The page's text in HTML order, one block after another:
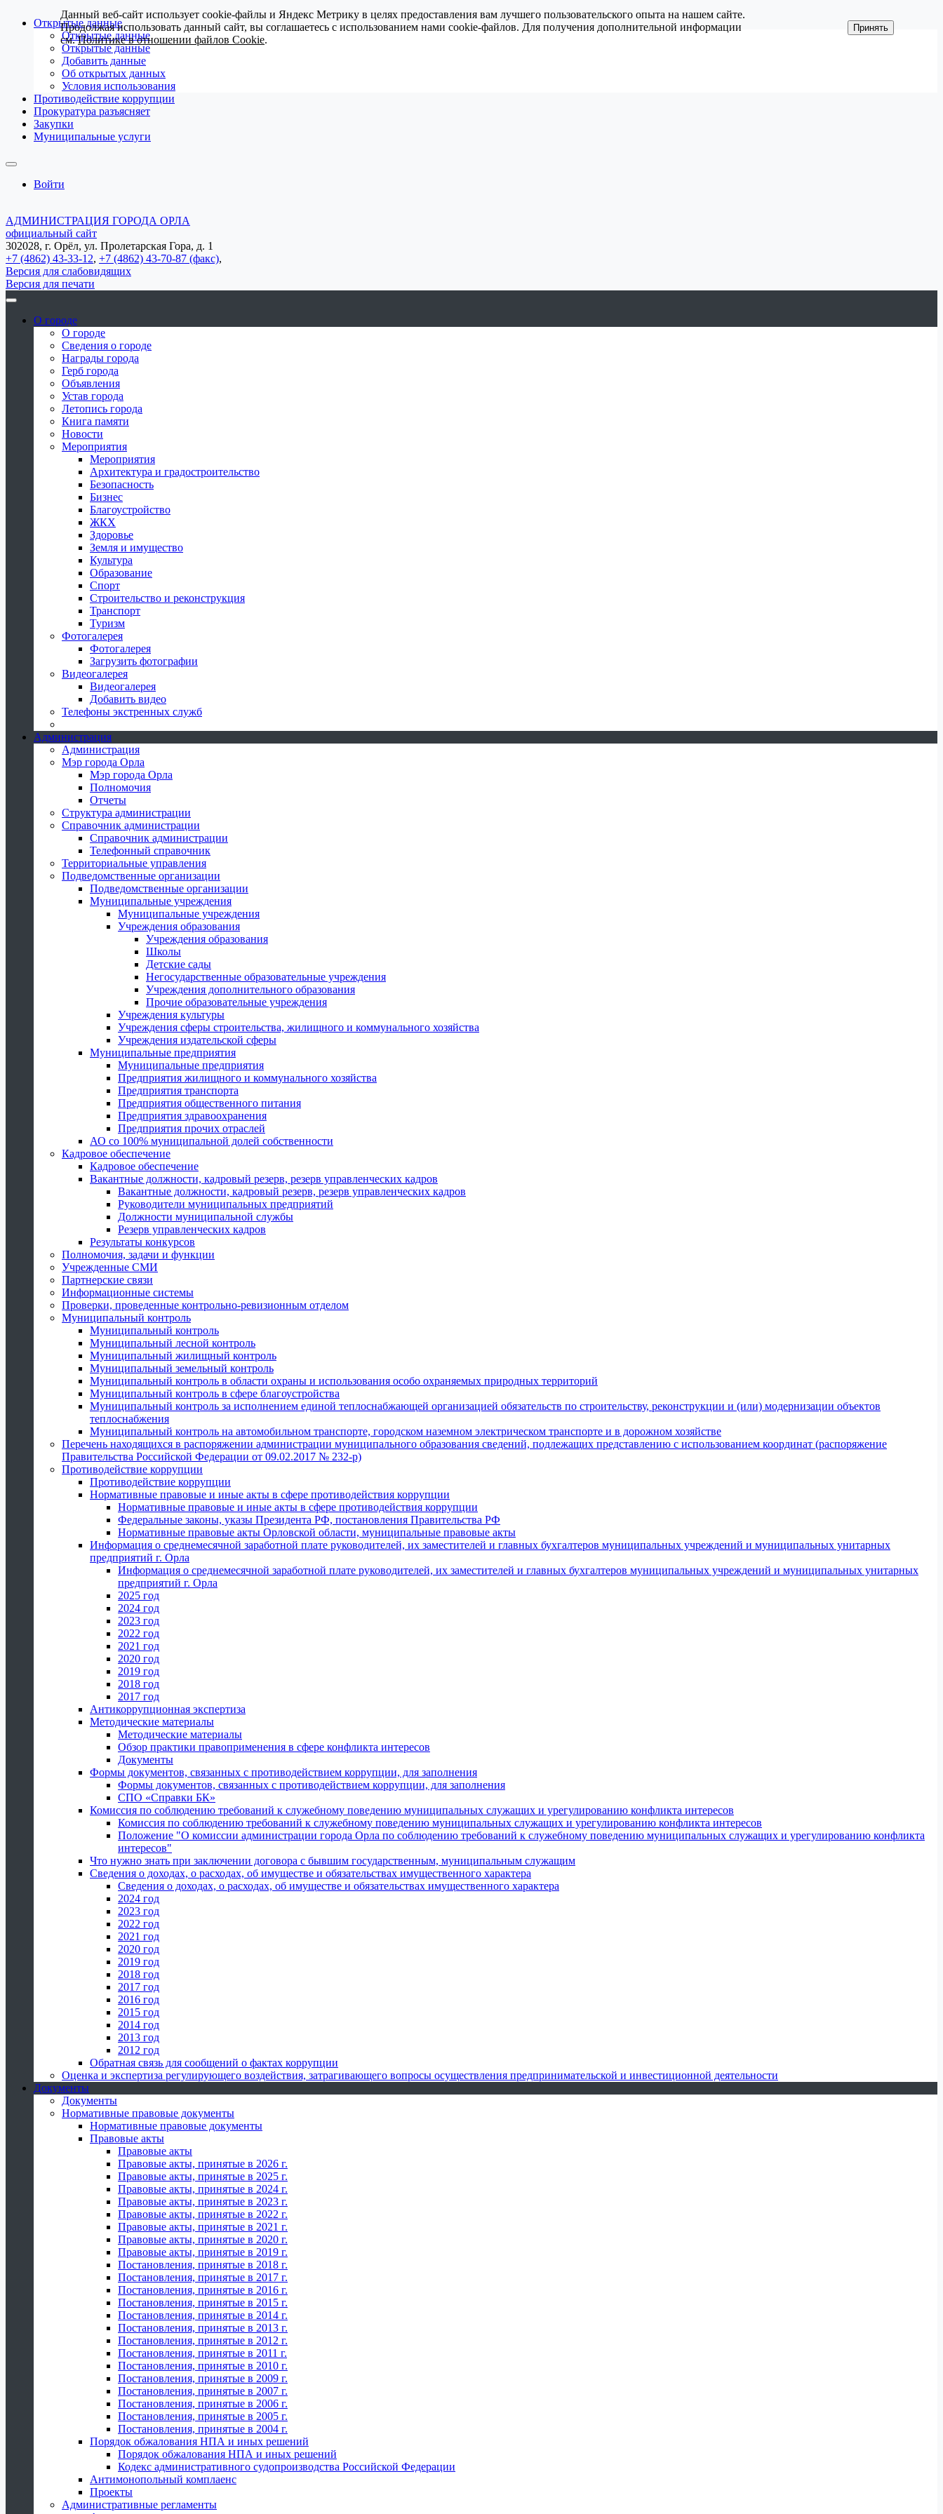
Открытые данные
Открытые данные
Открытые данные
Добавить данные
Об открытых данных
Условия использования
Противодействие коррупции
Прокуратура разъясняет
Закупки
Муниципальные услуги
Войти
АДМИНИСТРАЦИЯ ГОРОДА ОРЛА
официальный сайт
302028, г. Орёл, ул. Пролетарская Гора, д. 1
+7 (4862) 43-33-12, +7 (4862) 43-70-87 (факс),
Версия для слабовидящих
Версия для печати
О городе
О городе
Сведения о городе
Награды города
Герб города
Объявления
Устав города
Летопись города
Книга памяти
Новости
Мероприятия
Мероприятия
Архитектура и градостроительство
Безопасность
Бизнес
Благоустройство
ЖКХ
Здоровье
Земля и имущество
Культура
Образование
Спорт
Строительство и реконструкция
Транспорт
Туризм
Фотогалерея
Фотогалерея
Загрузить фотографии
Видеогалерея
Видеогалерея
Добавить видео
Телефоны экстренных служб
Администрация
Администрация
Мэр города Орла
Мэр города Орла
Полномочия
Отчеты
Структура администрации
Справочник администрации
Справочник администрации
Телефонный справочник
Территориальные управления
Подведомственные организации
Подведомственные организации
Муниципальные учреждения
Муниципальные учреждения
Учреждения образования
Учреждения образования
Школы
Детские сады
Негосударственные образовательные учреждения
Учреждения дополнительного образования
Прочие образовательные учреждения
Учреждения культуры
Учреждения сферы строительства, жилищного и коммунального хозяйства
Учреждения издательской сферы
Муниципальные предприятия
Муниципальные предприятия
Предприятия жилищного и коммунального хозяйства
Предприятия транспорта
Предприятия общественного питания
Предприятия здравоохранения
Предприятия прочих отраслей
АО со 100% муниципальной долей собственности
Кадровое обеспечение
Кадровое обеспечение
Вакантные должности, кадровый резерв, резерв управленческих кадров
Вакантные должности, кадровый резерв, резерв управленческих кадров
Руководители муниципальных предприятий
Должности муниципальной службы
Резерв управленческих кадров
Результаты конкурсов
Полномочия, задачи и функции
Учрежденные СМИ
Партнерские связи
Информационные системы
Проверки, проведенные контрольно-ревизионным отделом
Муниципальный контроль
Муниципальный контроль
Муниципальный лесной контроль
Муниципальный жилищный контроль
Муниципальный земельный контроль
Муниципальный контроль в области охраны и использования особо охраняемых природных территорий
Муниципальный контроль в сфере благоустройства
Муниципальный контроль за исполнением единой теплоснабжающей организацией обязательств по строительству, реконструкции и (или) модернизации объектов
теплоснабжения
Муниципальный контроль на автомобильном транспорте, городском наземном электрическом транспорте и в дорожном хозяйстве
Перечень находящихся в распоряжении администрации муниципального образования сведений, подлежащих представлению с использованием координат (распоряжение
Правительства Российской Федерации от 09.02.2017 № 232-р)
Противодействие коррупции
Противодействие коррупции
Нормативные правовые и иные акты в сфере противодействия коррупции
Нормативные правовые и иные акты в сфере противодействия коррупции
Федеральные законы, указы Президента РФ, постановления Правительства РФ
Нормативные правовые акты Орловской области, муниципальные правовые акты
Информация о среднемесячной заработной плате руководителей, их заместителей и главных бухгалтеров муниципальных учреждений и муниципальных унитарных
предприятий г. Орла
Информация о среднемесячной заработной плате руководителей, их заместителей и главных бухгалтеров муниципальных учреждений и муниципальных унитарных
предприятий г. Орла
2025 год
2024 год
2023 год
2022 год
2021 год
2020 год
2019 год
2018 год
2017 год
Антикоррупционная экспертиза
Методические материалы
Методические материалы
Обзор практики правоприменения в сфере конфликта интересов
Документы
Формы документов, связанных с противодействием коррупции, для заполнения
Формы документов, связанных с противодействием коррупции, для заполнения
СПО «Справки БК»
Комиссия по соблюдению требований к служебному поведению муниципальных служащих и урегулированию конфликта интересов
Комиссия по соблюдению требований к служебному поведению муниципальных служащих и урегулированию конфликта интересов
Положение "О комиссии администрации города Орла по соблюдению требований к служебному поведению муниципальных служащих и урегулированию конфликта
интересов"
Что нужно знать при заключении договора с бывшим государственным, муниципальным служащим
Сведения о доходах, о расходах, об имуществе и обязательствах имущественного характера
Сведения о доходах, о расходах, об имуществе и обязательствах имущественного характера
2024 год
2023 год
2022 год
2021 год
2020 год
2019 год
2018 год
2017 год
2016 год
2015 год
2014 год
2013 год
2012 год
Обратная связь для сообщений о фактах коррупции
Оценка и экспертиза регулирующего воздействия, затрагивающего вопросы осуществления предпринимательской и инвестиционной деятельности
Документы
Документы
Нормативные правовые документы
Нормативные правовые документы
Правовые акты
Правовые акты
Правовые акты, принятые в 2026 г.
Правовые акты, принятые в 2025 г.
Правовые акты, принятые в 2024 г.
Правовые акты, принятые в 2023 г.
Правовые акты, принятые в 2022 г.
Правовые акты, принятые в 2021 г.
Правовые акты, принятые в 2020 г.
Правовые акты, принятые в 2019 г.
Постановления, принятые в 2018 г.
Постановления, принятые в 2017 г.
Постановления, принятые в 2016 г.
Постановления, принятые в 2015 г.
Постановления, принятые в 2014 г.
Постановления, принятые в 2013 г.
Постановления, принятые в 2012 г.
Постановления, принятые в 2011 г.
Постановления, принятые в 2010 г.
Постановления, принятые в 2009 г.
Постановления, принятые в 2007 г.
Постановления, принятые в 2006 г.
Постановления, принятые в 2005 г.
Постановления, принятые в 2004 г.
Порядок обжалования НПА и иных решений
Порядок обжалования НПА и иных решений
Кодекс административного судопроизводства Российской Федерации
Антимонопольный комплаенс
Проекты
Административные регламенты
Данный веб-сайт использует cookie-файлы и Яндекс Метрику в целях предоставления вам лучшего пользовательского опыта на нашем сайте.
Продолжая использовать данный сайт, вы соглашаетесь с использованием нами cookie-файлов. Для получения дополнительной информации
см.Политике в отношении файлов Cookie.
Принять